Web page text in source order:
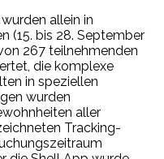
allein in
(15. bis 28. September
267 teilnehmenden
die komplexe
in speziellen
wurden
aller
Tracking-